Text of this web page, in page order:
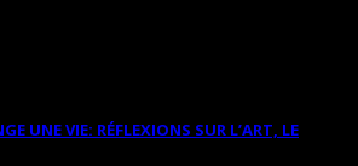
UNE VIE: RÉFLEXIONS SUR L’ART, LE